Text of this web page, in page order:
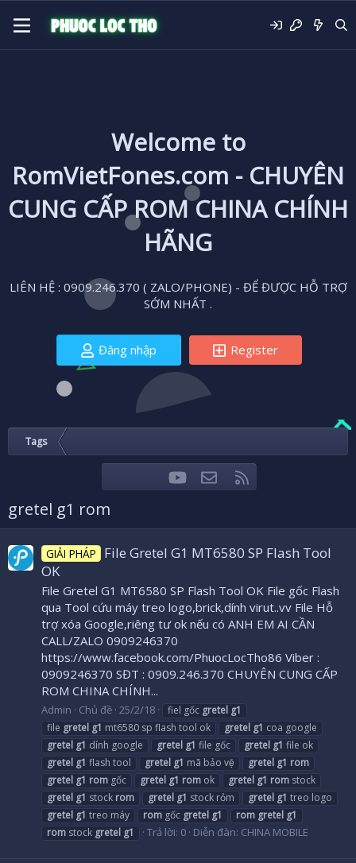
Welcome to
RomVietFones.com - CHUYÊN
CUNG CẤP ROM CHINA CHÍNH
HÃNG
LIÊN HỆ : 0909.246.370 ( ZALO/PHONE) - ĐỂ ĐƯỢC HỖ TRỢ
SỚM NHẤT .
Đăng nhập Register
Tags
FacebookTwitteryoutubeLiên hệ
gretel g1 rom
GIẢI PHÁP
File Gretel G1 MT6580 SP Flash Tool
OK
File Gretel G1 MT6580 SP Flash Tool OK File gốc Flash
qua Tool cứu máy treo logo,brick,dính virut..vv File Hỗ
trợ xóa Google,riêng tư ok nếu có ANH EM AI CẦN
CALL/ZALO 0909246370
https://www.facebook.com/PhuocLocTho86 Viber :
0909246370 SĐT : 0909.246.370 CHUYÊN CUNG CẤP
ROM CHINA CHÍNH...
Admin Chủ đề 25/2/18 fiel gốc gretel g1
file gretel g1 mt6580 sp flash tool ok gretel g1 coa google
gretel g1 dính google gretel g1 file gốc gretel g1 file ok
gretel g1 flash tool gretel g1 mã bảo vệ gretel g1 rom
gretel g1 rom gốc gretel g1 rom ok gretel g1 rom stock
gretel g1 stock rom gretel g1 stock rỏm gretel g1 treo logo
gretel g1 treo máy rom gốc gretel g1 rom gretel g1
rom stock gretel g1 Trả lời: 0 Diễn đàn: CHINA MOBILE